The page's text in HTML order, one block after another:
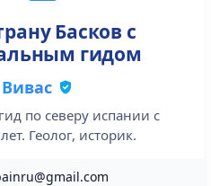
Басков с
гидом
по северу испании с
Геолог, историк.